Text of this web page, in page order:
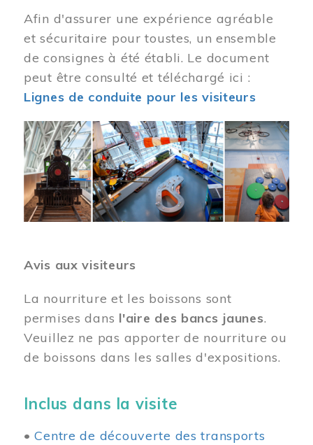
Afin d'assurer une expérience agréable
et sécuritaire pour toustes, un ensemble
de consignes à été établi. Le document
peut être consulté et téléchargé ici :
Lignes de conduite pour les visiteurs
Image
Avis aux visiteurs
La nourriture et les boissons sont
permises dans l'aire des bancs jaunes.
Veuillez ne pas apporter de nourriture ou
de boissons dans les salles d'expositions.
Inclus dans la visite
•Centre de découverte des transports